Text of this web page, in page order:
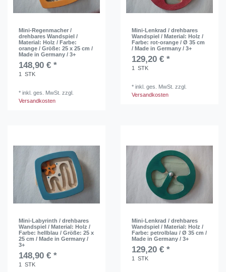
Mini-Regenmacher /
drehbares Wandspiel /
Material: Holz / Farbe:
orange / Größe: 25 x 25 cm /
Made in Germany / 3+
148,90 € *
1 STK
*inkl. ges. MwSt. zzgl.
Versandkosten
Mini-Lenkrad / drehbares
Wandspiel / Material: Holz /
Farbe: rot-orange / Ø 35 cm
/ Made in Germany / 3+
129,20 € *
1 STK
*inkl. ges. MwSt. zzgl.
Versandkosten
Mini-Labyrinth / drehbares
Wandspiel / Material: Holz /
Farbe: hellblau / Größe: 25 x
25 cm / Made in Germany /
3+
148,90 € *
1 STK
Mini-Lenkrad / drehbares
Wandspiel / Material: Holz /
Farbe: petrolblau / Ø 35 cm /
Made in Germany / 3+
129,20 € *
1 STK